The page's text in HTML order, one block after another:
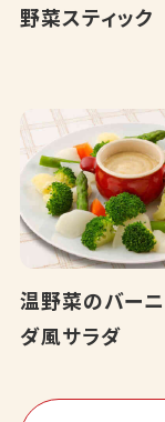
野菜スティック
温野菜のバー
ダ風サラダ